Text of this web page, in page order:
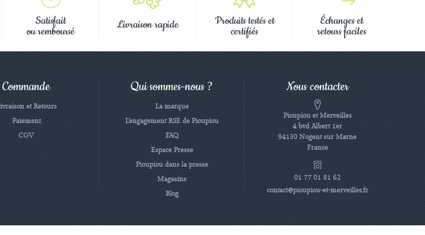
Satisfait
ou remboursé Livraison rapide Produits testés et
certifiés
Échanges et
retours faciles
Commande
et Retours
Paiement
CGV
Qui sommes-nous ?
La marque
L'engagement RSE de Pioupiou
FAQ
Espace Presse
Pioupiou dans la presse
Magasins
Blog
Nous contacter
Pioupiou et Merveilles
4 bvd Albert 1er
94130 Nogent sur Marne
France
01 77 01 81 62
contact@pioupiou-et-merveilles.fr